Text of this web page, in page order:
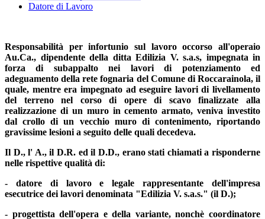
Datore di Lavoro
Responsabilità per infortunio sul lavoro occorso all'operaio
Au.Ca., dipendente della ditta Edilizia V. s.a.s, impegnata in
forza di subappalto nei lavori di potenziamento ed
adeguamento della rete fognaria del Comune di Roccarainola, il
quale, mentre era impegnato ad eseguire lavori di livellamento
del terreno nel corso di opere di scavo finalizzate alla
realizzazione di un muro in cemento armato, veniva investito
dal crollo di un vecchio muro di contenimento, riportando
gravissime lesioni a seguito delle quali decedeva.
Il D., l' A., il D.R. ed il D.D., erano stati chiamati a risponderne
nelle rispettive qualità di:
- datore di lavoro e legale rappresentante dell'impresa
esecutrice dei lavori denominata "Edilizia V. s.a.s." (il D.);
- progettista dell'opera e della variante, nonchè coordinatore